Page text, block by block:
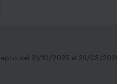
del 31/10/2025 al 29/03/